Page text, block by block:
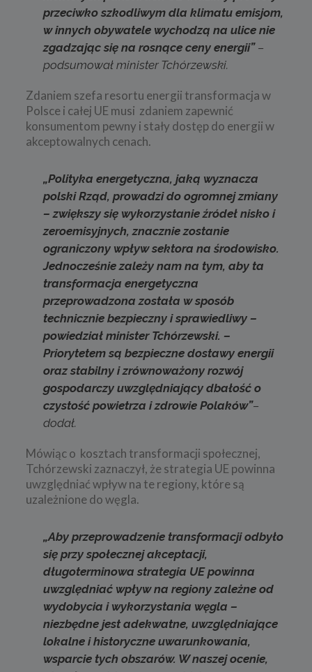
przeciwko szkodliwym dla klimatu emisjom,
w innych obywatele wychodzą na ulice nie
zgadzając się na rosnące ceny energii” –
podsumował minister Tchórzewski.
Zdaniem szefa resortu energii transformacja w
Polsce i całej UE musi zdaniem zapewnić
konsumentom pewny i stały dostęp do energii w
akceptowalnych cenach.
„Polityka energetyczna, jaką wyznacza
polski Rząd, prowadzi do ogromnej zmiany
– zwiększy się wykorzystanie źródeł nisko i
zeroemisyjnych, znacznie zostanie
ograniczony wpływ sektora na środowisko.
Jednocześnie zależy nam na tym, aby ta
transformacja energetyczna
przeprowadzona została w sposób
technicznie bezpieczny i sprawiedliwy –
powiedział minister Tchórzewski. ­ –
Priorytetem są bezpieczne dostawy energii
oraz stabilny i zrównoważony rozwój
gospodarczy uwzględniający dbałość o
czystość powietrza i zdrowie Polaków”–
dodał.
Mówiąc o kosztach transformacji społecznej,
Tchórzewski zaznaczył, że strategia UE powinna
uwzględniać wpływ na te regiony, które są
uzależnione do węgla.
„Aby przeprowadzenie transformacji odbyło
się przy społecznej akceptacji,
długoterminowa strategia UE powinna
uwzględniać wpływ na regiony zależne od
wydobycia i wykorzystania węgla –
niezbędne jest adekwatne, uwzględniające
lokalne i historyczne uwarunkowania,
wsparcie tych obszarów. W naszej ocenie,